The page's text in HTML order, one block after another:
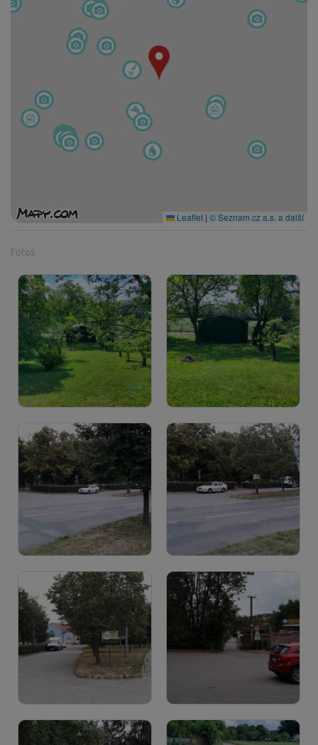
Leaflet | © Seznam.cz a.s. a další
Fotos